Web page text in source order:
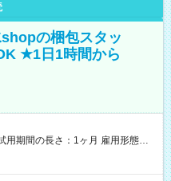
shopの梱包スタッ
★1日1時間から
用期間の長さ：1ヶ月 雇用形態、